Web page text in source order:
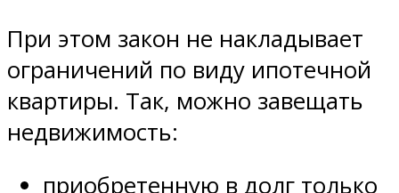
При этом закон не накладывает
ограничений по виду ипотечной
квартиры. Так, можно завещать
недвижимость:
приобретенную в долг только